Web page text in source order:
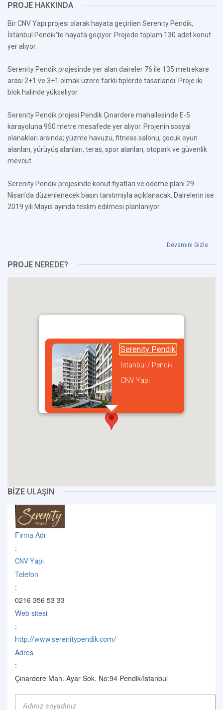
PROJE HAKKINDA
Bir CNV Yapı projesi olarak hayata geçirilen Serenity Pendik,
İstanbul Pendik'te hayata geçiyor. Projede toplam 130 adet konut
yer alıyor.
Serenity Pendik projesinde yer alan daireler 76 ile 135 metrekare
arası 2+1 ve 3+1 olmak üzere farklı tiplerde tasarlandı. Proje iki
blok halinde yükseliyor.
Serenity Pendik projesi Pendik Çınardere mahallesinde E-5
karayoluna 950 metre mesafede yer alıyor. Projenin sosyal
olanakları arsında; yüzme havuzu, fitness salonu, çocuk oyun
alanları, yürüyüş alanları, teras, spor alanları, otopark ve güvenlik
mevcut.
Serenity Pendik projesinde konut fiyatları ve ödeme planı 29
Nisan'da düzenlenecek basın tanıtımıyla açıklanacak. Dairelerin ise
2019 yılı Mayıs ayında teslim edilmesi planlanıyor.
Devamını Gizle
PROJE NEREDE?
Serenity Pendik
İstanbul / Pendik
CNV Yapı
BİZE ULAŞIN
Firma Adı
:
CNV Yapı
Telefon
:
0216 356 53 33
Web sitesi
:
http://www.serenitypendik.com/
Adres
:
Çınardere Mah. Ayar Sok. No:94 Pendik/İstanbul